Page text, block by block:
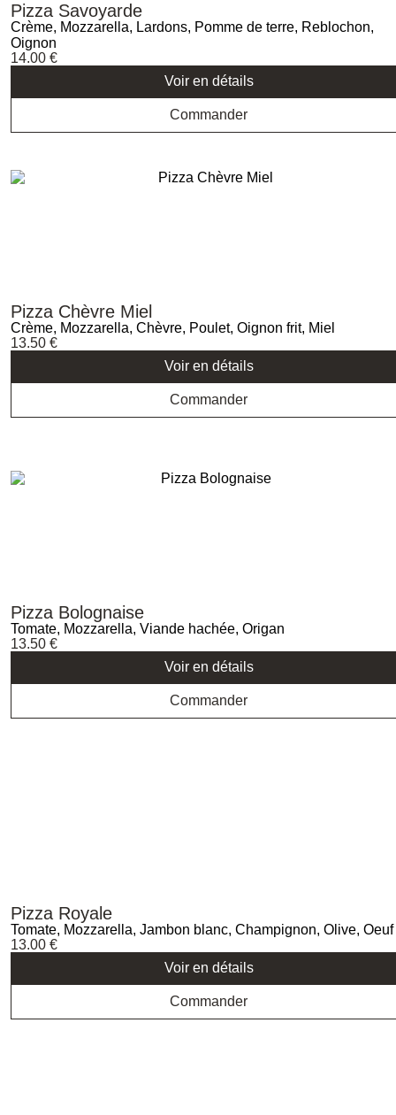
Pizza Savoyarde
Crème, Mozzarella, Lardons, Pomme de terre, Reblochon,
Oignon
14.00 €
Voir en détails
Commander
Pizza Chèvre Miel
Crème, Mozzarella, Chèvre, Poulet, Oignon frit, Miel
13.50 €
Voir en détails
Commander
Pizza Bolognaise
Tomate, Mozzarella, Viande hachée, Origan
13.50 €
Voir en détails
Commander
Pizza Royale
Tomate, Mozzarella, Jambon blanc, Champignon, Olive, Oeuf
13.00 €
Voir en détails
Commander